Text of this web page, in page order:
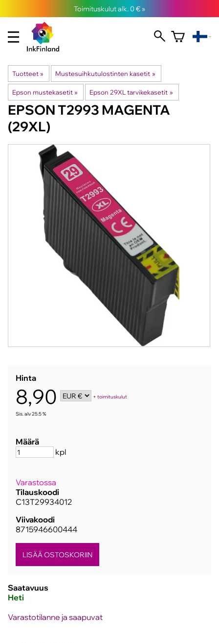
Toimituskulut alk. 0 € »
Tuotteet ‪» Mustesuihkutulostinten kasetit ‪»
Epson mustekasetit ‪» Epson 29XL tarvikekasetit ‪»
EPSONT2993 MAGENTA
(29XL)
Hinta
8,90 +toimituskulut
Sis. alv 25.5 %
Määrä
kpl
Varastossa
Tilauskoodi
C13T29934012
Viivakoodi
8715946600444
Saatavuus
Heti
Varastotilanne ja saapuvat